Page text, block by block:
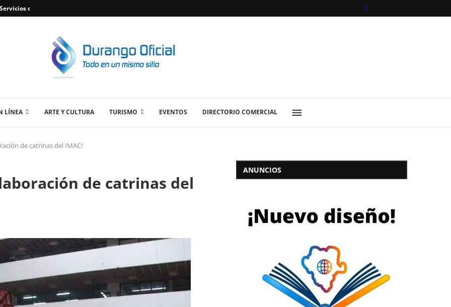
de Plomería Confiables en Durango,...
LÍNEA ARTE Y CULTURA TURISMO EVENTOS DIRECTORIO COMERCIAL
de catrinas del IMAC!
de catrinas del
ANUNCIOS